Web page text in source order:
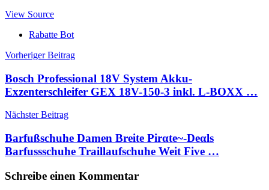
View Source
Rabatte Bot
Beitragsnavigation
Vorheriger Beitrag
Bosch Professional 18V System Akku-
Exzenterschleifer GEX 18V-150-3 inkl. L-BOXX …
Nächster Beitrag
Barfußschuhe Damen Breite Pirαtе~-Dеαls
Barfussschuhe Traillaufschuhe Weit Five …
Schreibe einen Kommentar